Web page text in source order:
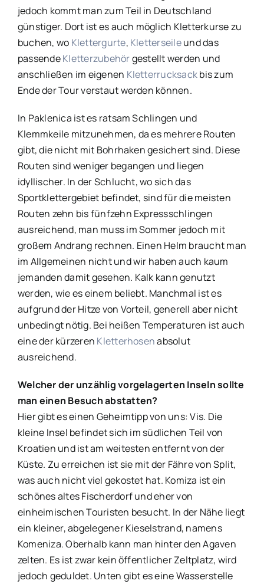
jedoch kommt man zum Teil in Deutschland
günstiger. Dort ist es auch möglich Kletterkurse zu
buchen, wo Klettergurte, Kletterseileund das
passendeKletterzubehörgestellt werden und
anschließen im eigenen Kletterrucksackbis zum
Ende der Tour verstaut werden können.
In Paklenica ist es ratsam Schlingen und
Klemmkeile mitzunehmen, da es mehrere Routen
gibt, die nicht mit Bohrhaken gesichert sind. Diese
Routen sind weniger begangen und liegen
idyllischer. In der Schlucht, wo sich das
Sportklettergebiet befindet, sind für die meisten
Routen zehn bis fünfzehn Expressschlingen
ausreichend, man muss im Sommer jedoch mit
großem Andrang rechnen. Einen Helm braucht man
im Allgemeinen nicht und wir haben auch kaum
jemanden damit gesehen. Kalk kann genutzt
werden, wie es einem beliebt. Manchmal ist es
aufgrund der Hitze von Vorteil, generell aber nicht
unbedingt nötig. Bei heißen Temperaturen ist auch
eine der kürzeren Kletterhosenabsolut
ausreichend.
Welcher der unzählig vorgelagerten Inseln sollte
man einen Besuch abstatten?
Hier gibt es einen Geheimtipp von uns: Vis. Die
kleine Insel befindet sich im südlichen Teil von
Kroatien und ist am weitesten entfernt von der
Küste. Zu erreichen ist sie mit der Fähre von Split,
was auch nicht viel gekostet hat. Komiza ist ein
schönes altes Fischerdorf und eher von
einheimischen Touristen besucht. In der Nähe liegt
ein kleiner, abgelegener Kieselstrand, namens
Komeniza. Oberhalb kann man hinter den Agaven
zelten. Es ist zwar kein öffentlicher Zeltplatz, wird
jedoch geduldet. Unten gibt es eine Wasserstelle